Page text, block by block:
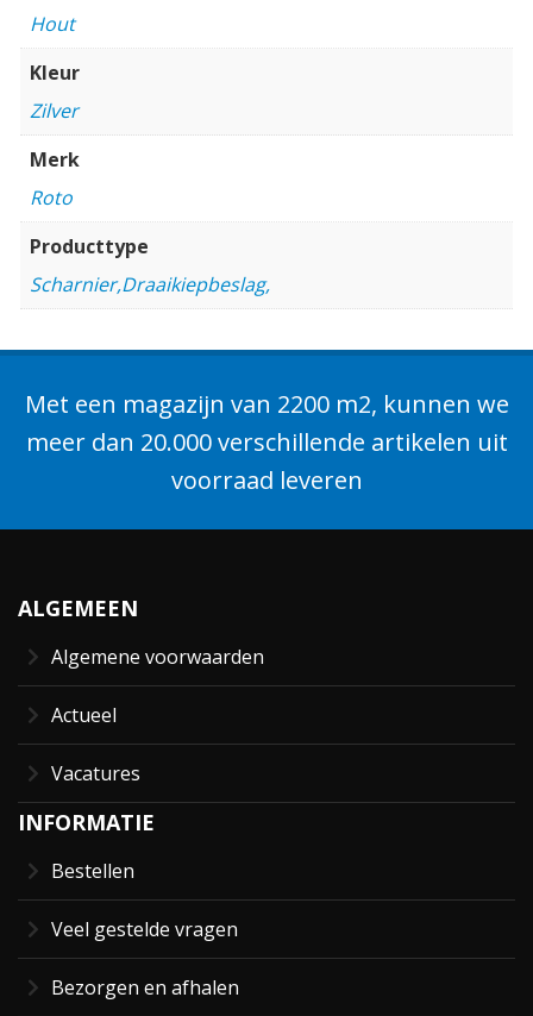
Hout
Kleur
Zilver
Merk
Roto
Producttype
Scharnier,Draaikiepbeslag,
Met een magazijn van 2200 m2, kunnen we
meer dan 20.000 verschillende artikelen uit
voorraad leveren
ALGEMEEN
Algemene voorwaarden
Actueel
Vacatures
INFORMATIE
Bestellen
Veel gestelde vragen
Bezorgen en afhalen